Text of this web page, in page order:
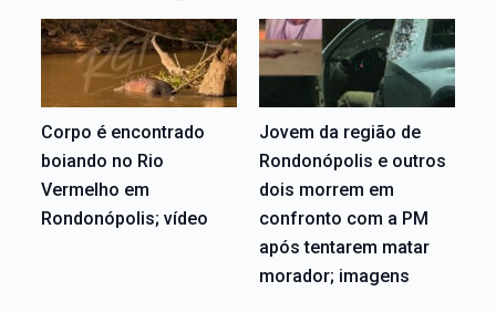
Corpo é encontrado
boiando no Rio
Vermelho em
Rondonópolis; vídeo
Jovem da região de
Rondonópolis e outros
dois morrem em
confronto com a PM
após tentarem matar
morador; imagens